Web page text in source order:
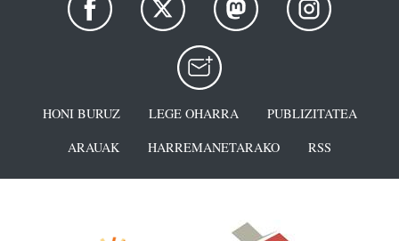
HONI BURUZ LEGE OHARRA
PUBLIZITATEA
ARAUAK
HARREMANETARAKO RSS